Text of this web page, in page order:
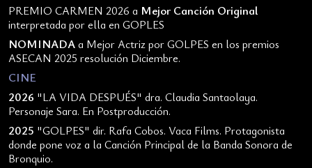
PREMIO CARMEN 2026 a Mejor Canción Original
interpretada por ella en GOPLES
NOMINADAa Mejor Actriz por GOLPES en los premios
ASECAN 2025 resolución Diciembre.
CINE
2026 "LA VIDA DESPUÉS" dra. Claudia Santaolaya.
Personaje Sara. En Postproducción.
2025 "GOLPES" dir. Rafa Cobos. Vaca Films. Protagonista
donde pone voz a la Canción Principal de la Banda Sonora de
Bronquio.